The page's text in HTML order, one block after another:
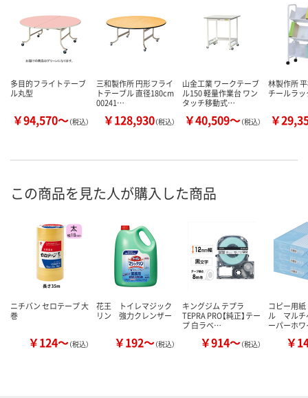
多目的フライトテーブ
ル丸型
￥94,570～（税込）
三和製作所 円形フライ
トテーブル 直径180cm
00241…
￥128,930（税込）
山金工業 ワークテーブ
ル150 軽量作業台 ワン
タッチ移動式…
￥40,509～（税込）
林製作所
チールラッ
￥
この商品を見た人が購入した商品
ニチバン セロテープ 大
巻
￥124～（税込）
花王 トイレマジック
リン 強力クレンザー
￥192～（税込）
キングジム テプラ
TEPRA PRO【純正】テー
プ 白ラベ…
￥914～（税込）
コピー用
ル マルチ
ーパーホワ
￥